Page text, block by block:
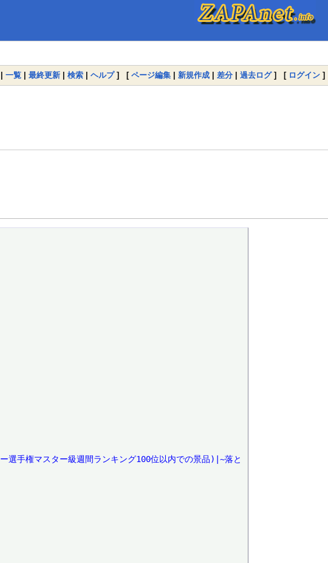
一覧 | 最終更新 | 検索 | ヘルプ] [ ページ編集 | 新規作成 | 差分 | 過去ログ] [ ログイン ]
手権マスター級週間ランキング100位以内での景品)|~落と